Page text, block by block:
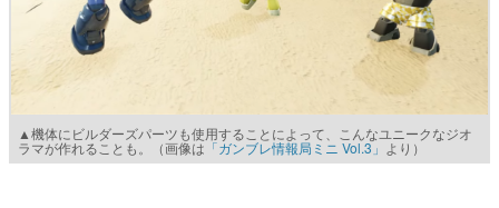
▲機体にビルダーズパーツも使用することによって、こんなユニークなジオ
ラマが作れることも。（画像は 「ガンブレ情報局ミニ Vol.3」 より）